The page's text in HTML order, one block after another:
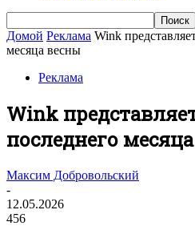
Домой Реклама Wink
месяца весны
Реклама
Wink
последнего
Максим Добровольский
-
12.05.2026
456